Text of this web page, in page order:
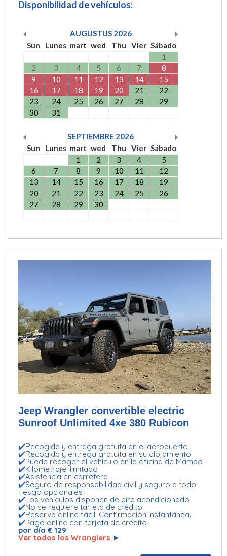
Disponibilidad de vehículos:
AUGUSTUS 2026
Sun
Lunes mart wed Thu Vier Sábado
1
2
3 4 5 6 7
8
9
10 11 12 13 14
15
16
17 18 19 20 21
22
23
24 25 26 27 28
29
30
31
SEPTIEMBRE 2026
Sun
Lunes mart wed Thu Vier Sábado
1
2 3 4
5
6
7 8 9 10 11
12
13
14 15 16 17 18
19
20
21 22 23 24 25
26
27
28 29 30
Jeep Wrangler convertible electric
Sunroof Unlimited 4xe 380 Rubicon
✔️Recogida y entrega gratuita en el aeropuerto
✔️Recogida y entrega gratuita en su alojamiento
✔️Puede recoger el vehiculo en la oficina de Mambo
✔️Kilometraje ilimitado
✔️Asistencia en carretera
✔️Seguro de responsabilidad civil y seguro a todo
riesgo opcionales
✔️Los vehiculos disponen de aire acondicionado
✔️No se requiere tarjeta de crédito
✔️Reserva online fácil. Confirmación instantánea.
✔️Pago online con tarjeta de crédito
por día € 129
Ver todos los Wranglers ►